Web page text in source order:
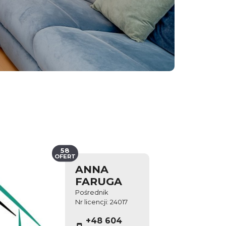
ANNA
FARUGA
Pośrednik
Nr licencji: 24017
+48 604
58
OFERT